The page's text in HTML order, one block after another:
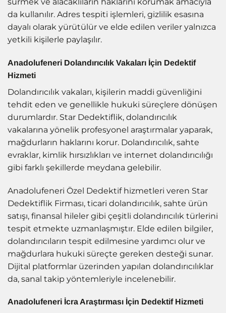
da kullanılır. Adres tespiti işlemleri, gizlilik esasına
dayalı olarak yürütülür ve elde edilen veriler yalnızca
yetkili kişilerle paylaşılır.
Anadolufeneri Dolandırıcılık Vakaları İçin Dedektif
Hizmeti
Dolandırıcılık vakaları, kişilerin maddi güvenliğini
tehdit eden ve genellikle hukuki süreçlere dönüşen
durumlardır. Star Dedektiflik, dolandırıcılık
vakalarına yönelik profesyonel araştırmalar yaparak,
mağdurların haklarını korur. Dolandırıcılık, sahte
evraklar, kimlik hırsızlıkları ve internet dolandırıcılığı
gibi farklı şekillerde meydana gelebilir.
Anadolufeneri Özel Dedektif hizmetleri veren Star
Dedektiflik Firması, ticari dolandırıcılık, sahte ürün
satışı, finansal hileler gibi çeşitli dolandırıcılık türlerini
tespit etmekte uzmanlaşmıştır. Elde edilen bilgiler,
dolandırıcıların tespit edilmesine yardımcı olur ve
mağdurlara hukuki süreçte gereken desteği sunar.
Dijital platformlar üzerinden yapılan dolandırıcılıklar
da, sanal takip yöntemleriyle incelenebilir.
Anadolufeneri İcra Araştırması İçin Dedektif Hizmeti